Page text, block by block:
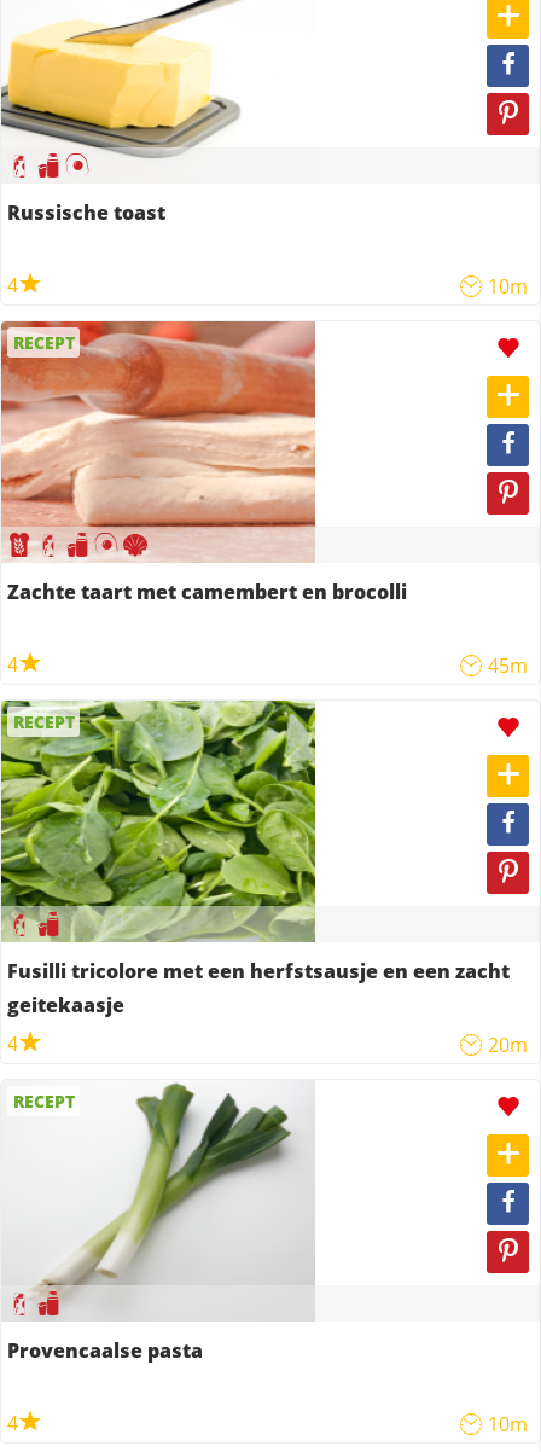
Russische toast
4 10m
RECEPT
Zachte taart met camembert en brocolli
4 45m
RECEPT
Fusilli tricolore met een herfstsausje en een zacht
geitekaasje
4
20m
RECEPT
Provencaalse pasta
4 10m